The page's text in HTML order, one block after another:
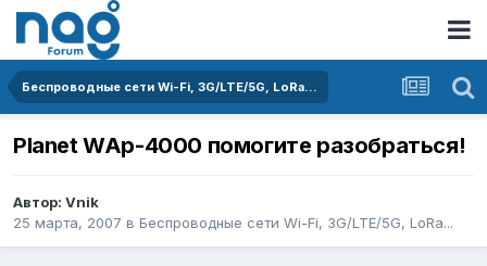
Беспроводные сети Wi-Fi, 3G/LTE/5G, LoRa...
Planet WAp-4000 помогите разобраться!
Автор: Vnik
25 марта, 2007 в Беспроводные сети Wi-Fi, 3G/LTE/5G, LoRa...